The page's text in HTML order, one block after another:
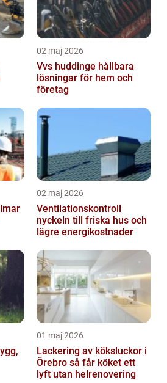
02 maj 2026
Vvs huddinge hållbara
lösningar för hem och
företag
02 maj 2026
Ventilationskontroll
nyckeln till friska hus och
lägre energikostnader
01 maj 2026
Lackering av köksluckor i
Örebro så får köket ett
lyft utan helrenovering